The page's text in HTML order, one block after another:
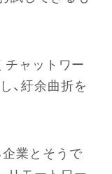
ャットワー
、紆余曲折を
企業とそうで